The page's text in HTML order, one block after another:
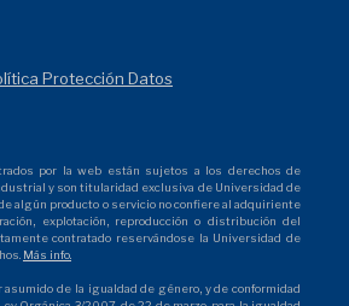
Protección Datos
por la web están sujetos a los derechos de
y son titularidad exclusiva de Universidad de
algún producto o servicio no confiere al adquiriente
explotación, reproducción o distribución del
contratado reservándose la Universidad de
Más info.
asumido de la igualdad de género, y de conformidad